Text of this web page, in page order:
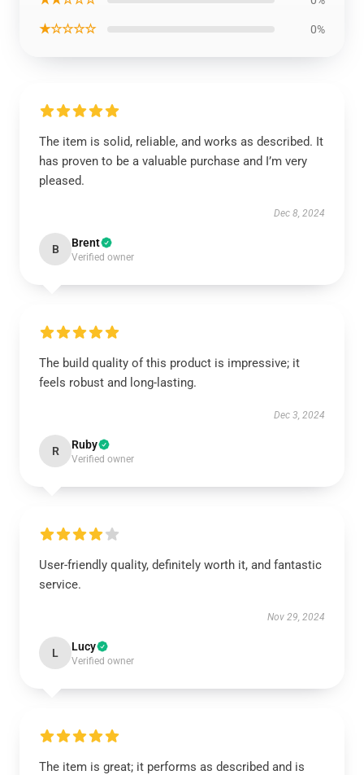
★☆☆☆☆ 0%
The item is solid, reliable, and works as described. It
has proven to be a valuable purchase and I’m very
pleased.
Dec 8, 2024
B Brent
Verified owner
The build quality of this product is impressive; it
feels robust and long-lasting.
Dec 3, 2024
R Ruby
Verified owner
User-friendly quality, definitely worth it, and fantastic
service.
Nov 29, 2024
L Lucy
Verified owner
The item is great; it performs as described and is